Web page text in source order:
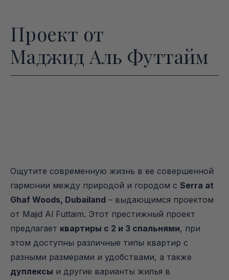
Проект от
Маджид Аль Футтайм
Ощутите современную жизнь в ее совершенной
гармонии между природой и городом с Serra at
Ghaf Woods, Dubailand – выдающимся проектом
от Majid Al Futtaim. Этот престижный проект
предлагает квартиры с 2 и 3 спальнями, при
этом доступны различные типы квартир с
дуплексы и другие варианты жилья в